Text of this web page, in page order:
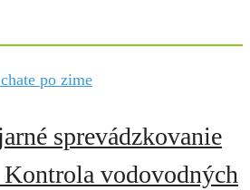
sprevádzkovanie
Kontrola vodovodných